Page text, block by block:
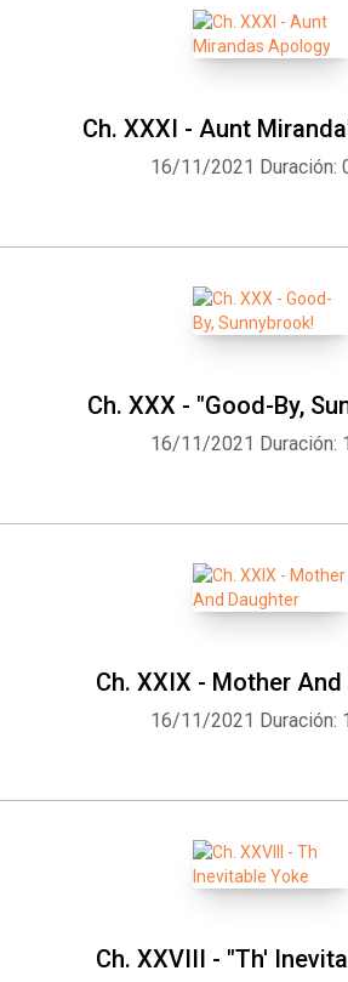
Ch. XXXI - Aunt
16/11/2021 Duración:
Ch. XXX - "Good-By,
16/11/2021 Duración:
Ch. XXIX - Mother
16/11/2021 Duración:
Ch. XXVIII - "Th'